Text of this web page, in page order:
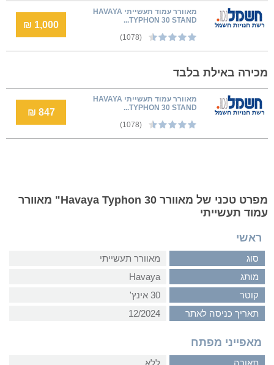
מאוורר עמוד תעשייתי HAVAYA
TYPHON 30 STAND...
(1078)
1,000 ₪
מכירה באילת בלבד
מאוורר עמוד תעשייתי HAVAYA
TYPHON 30 STAND...
(1078)
847 ₪
מפרט טכני של מאוורר Havaya Typhon 30" מאוורר
עמוד תעשייתי
ראשי
סוג
מאוורר תעשייתי
מותג
Havaya
קוטר
30 אינץ'
תאריך כניסה לאתר
12/2024
מאפייני מפתח
תאורה ללא